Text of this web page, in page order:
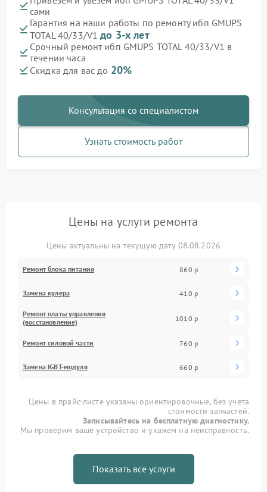
сами
Гарантия на наши работы по ремонту ибп GMUPS
TOTAL 40/33/V1до 3-х лет
Срочный ремонт ибп GMUPS TOTAL 40/33/V1 в
течении часа
Скидка для вас до 20%
Консультация со специалистом
Узнать стоимость работ
Цены на услуги ремонта
Цены актуальны на текущую дату 08.08.2026
Ремонт блока питания 860 р
Замена кулера 410 р
Ремонт платы управления
(восстановление)
1010 р
Ремонт силовой части 760 р
Замена IGBT-модуля 660 р
Цены в прайс-листе указаны ориентировочные, без учета
стоимости запчастей.
Записывайтесь на бесплатную диагностику.
Мы проверим ваше устройство и укажем на неисправность.
Показать все услуги